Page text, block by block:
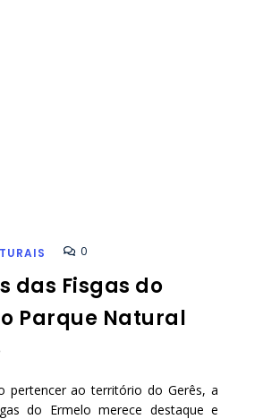
0
das Fisgas do
Parque Natural
pertencer ao território do Gerês, a
do Ermelo merece destaque e